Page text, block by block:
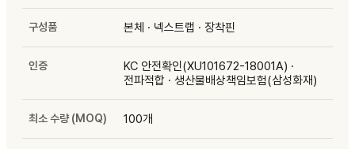
구성품 본체 · 넥스트랩 · 장착핀
인증
KC 안전확인(XU101672-18001A) ·
전파적합 · 생산물배상책임보험(삼성화재)
최소 수량 (MOQ) 100개